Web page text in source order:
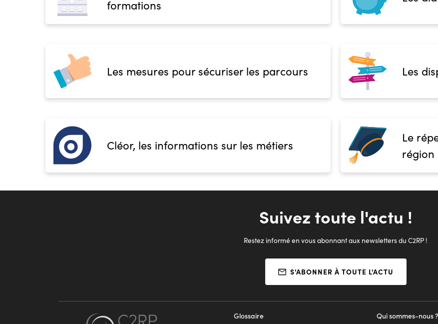
formations
Les mesures pour sécuriser les parcours Les
Cléor, les informations sur les métiers
Le
région
Suivez toute l'actu !
Restez informé en vous abonnant aux newsletters du C2RP !
S'ABONNER À TOUTE L'ACTU
Qui sommes-nous ?
Glossaire